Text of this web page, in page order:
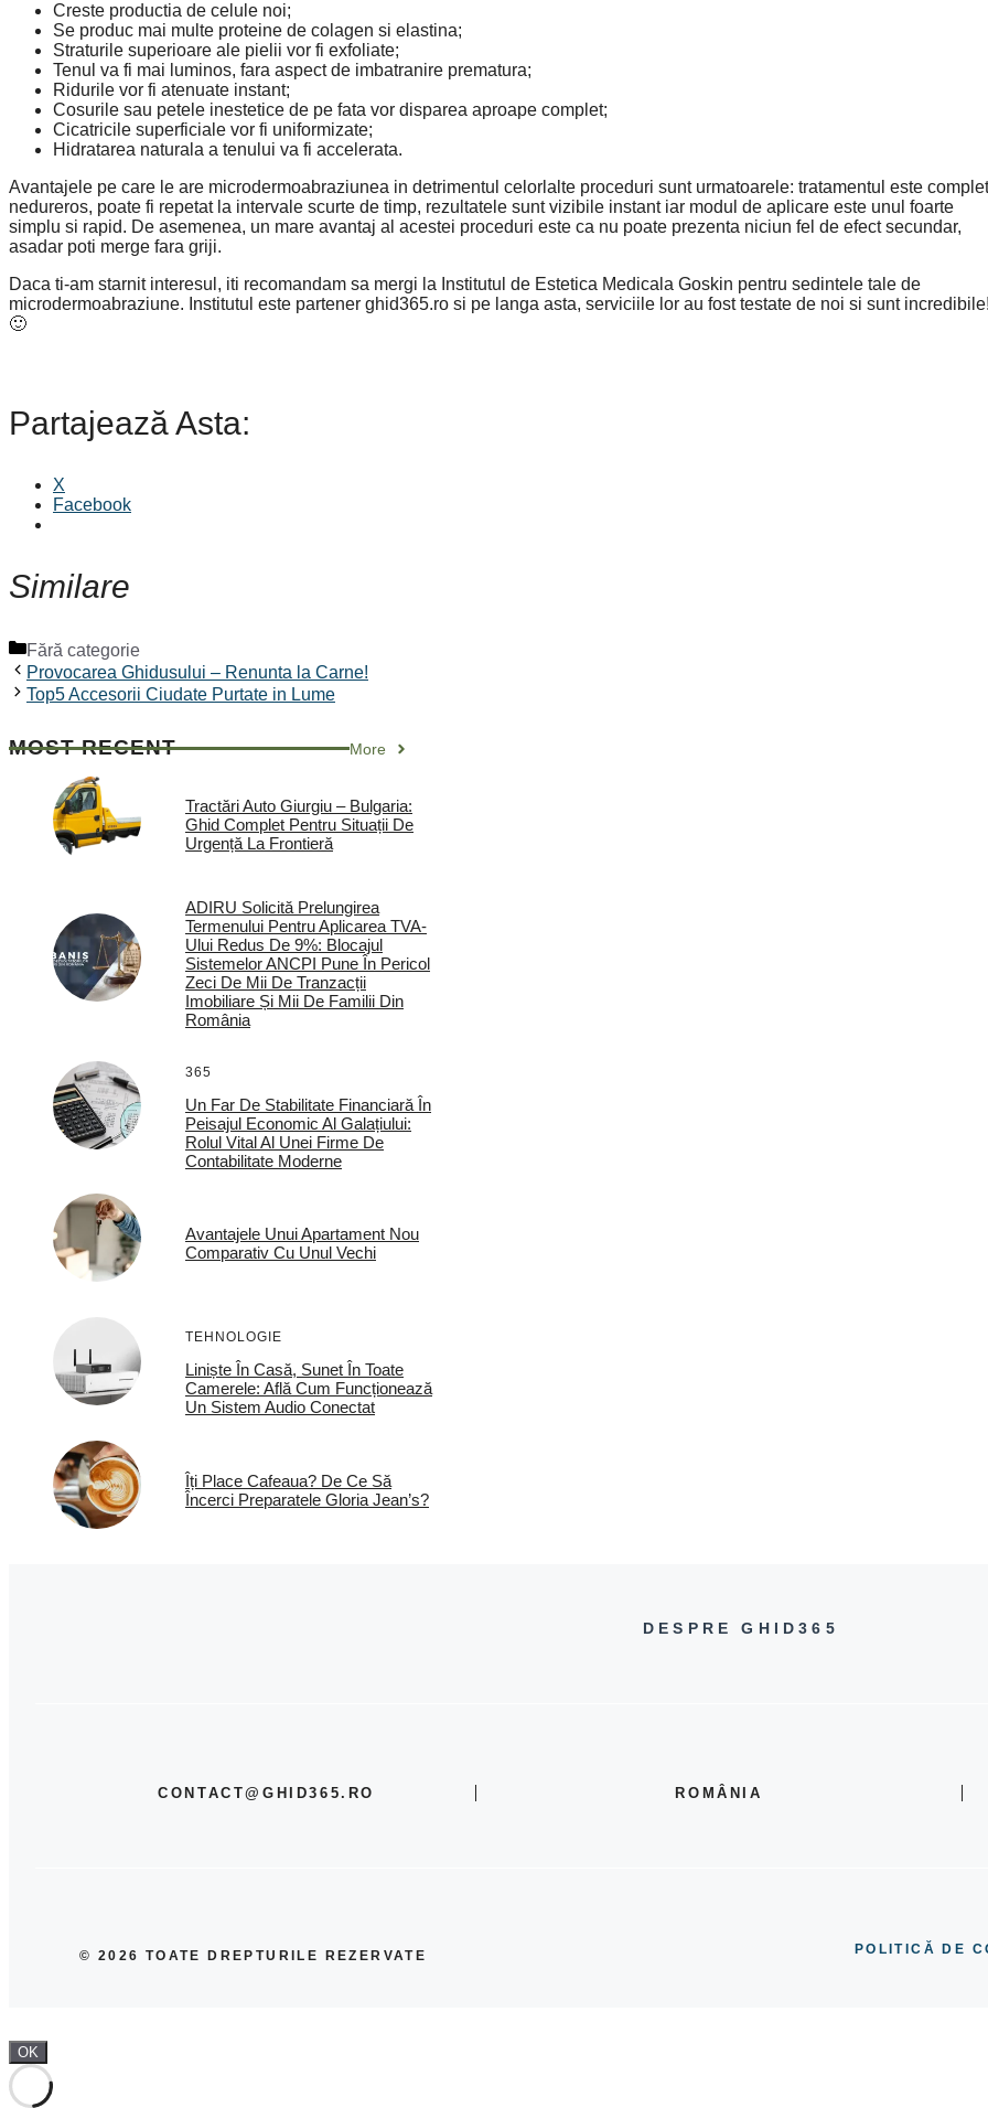
Creste productia de celule noi;
Se produc mai multe proteine de colagen si elastina;
Straturile superioare ale pielii vor fi exfoliate;
Tenul va fi mai luminos, fara aspect de imbatranire prematura;
Ridurile vor fi atenuate instant;
Cosurile sau petele inestetice de pe fata vor disparea aproape complet;
Cicatricile superficiale vor fi uniformizate;
Hidratarea naturala a tenului va fi accelerata.
Avantajele pe care le are microdermoabraziunea in detrimentul celorlalte proceduri sunt urmatoarele: tratamentul este complet
nedureros, poate fi repetat la intervale scurte de timp, rezultatele sunt vizibile instant iar modul de aplicare este unul foarte
simplu si rapid. De asemenea, un mare avantaj al acestei proceduri este ca nu poate prezenta niciun fel de efect secundar,
asadar poti merge fara griji.
Daca ti-am starnit interesul, iti recomandam sa mergi la Institutul de Estetica Medicala Goskin pentru sedintele tale de
microdermoabraziune. Institutul este partener ghid365.ro si pe langa asta, serviciile lor au fost testate de noi si sunt
🙂
Partajează Asta:
X
Facebook
Similare
Categorii
Fără categorie
Provocarea Ghidusului – Renunta la Carne!
Top5 Accesorii Ciudate Purtate in Lume
MOST RECENT More
Tractări Auto Giurgiu – Bulgaria:
Ghid Complet Pentru Situații De
Urgență La Frontieră
ADIRU Solicită Prelungirea
Termenului Pentru Aplicarea TVA-
Ului Redus De 9%: Blocajul
Sistemelor ANCPI Pune În Pericol
Zeci De Mii De Tranzacții
Imobiliare Și Mii De Familii Din
România
365
Un Far De Stabilitate Financiară În
Peisajul Economic Al Galațiului:
Rolul Vital Al Unei Firme De
Contabilitate Moderne
Avantajele Unui Apartament Nou
Comparativ Cu Unul Vechi
TEHNOLOGIE
Liniște În Casă, Sunet În Toate
Camerele: Află Cum Funcționează
Un Sistem Audio Conectat
Îți Place Cafeaua? De Ce Să
Încerci Preparatele Gloria Jean’s?
DESPRE GHID365
CONTACT@GHID365.RO ROMÂNIA
© 2026 TOATE DREPTURILE REZERVATE POLITICĂ DE
OK